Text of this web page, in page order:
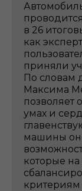
в 26
как
приняли
По словам
Максима
позволяет
умах и
машины
которые
критериям